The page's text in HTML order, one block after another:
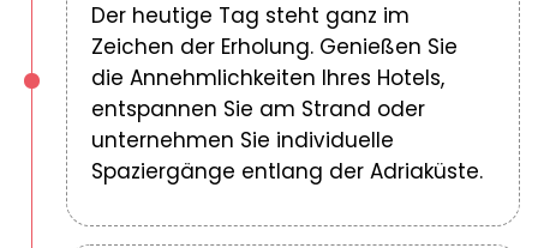
Der heutige Tag steht ganz im
Zeichen der Erholung. Genießen Sie
die Annehmlichkeiten Ihres Hotels,
entspannen Sie am Strand oder
unternehmen Sie individuelle
Spaziergänge entlang der Adriaküste.